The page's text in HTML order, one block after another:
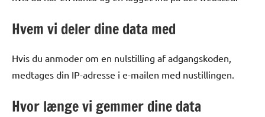
Hvem vi deler dine data med
Hvis du anmoder om en nulstilling af adgangskoden,
medtages din IP-adresse i e-mailen med nustillingen.
Hvor længe vi gemmer dine data